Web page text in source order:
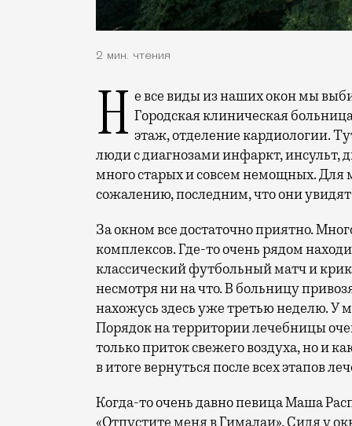
2 мин. чтения
Не все виды из наших окон мы выбираем сами, иногда их подкидывает тебе судьба. Городская клиническая
этаж, отделение кардиологии.
люди с диагнозами инфаркт, инсульт,
много старых и совсем немощных. Для
сожалению, последним, что они
За окном все достаточно приятно.
комплексов. Где-то очень рядом
классический футбольный матч и
несмотря ни на что. В больницу
нахожусь здесь уже третью неделю. У
Порядок на территории лечебницы
только приток свежего воздуха, но и
в итоге вернуться после всех этапов
Когда-то очень давно певица Маша
«Отпустите меня в Гималаи». Сидя у